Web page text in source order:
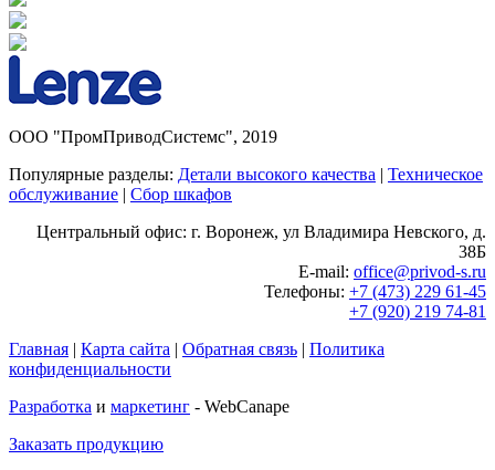
ООО "ПромПриводСистемс", 2019
Популярные разделы: Детали высокого качества | Техническое
обслуживание | Сбор шкафов
Центральный офис: г. Воронеж, ул Владимира Невского, д.
38Б
E-mail: office@privod-s.ru
Телефоны: +7 (473) 229 61-45
+7 (920) 219 74-81
Главная | Карта сайта | Обратная связь | Политика
конфиденциальности
Разработка и маркетинг - WebCanape
Заказать продукцию